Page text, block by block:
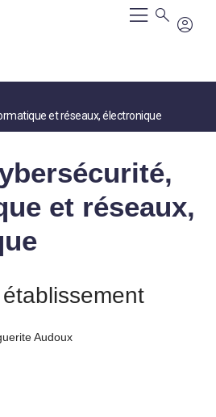
et réseaux, électronique
et réseaux,
Audoux